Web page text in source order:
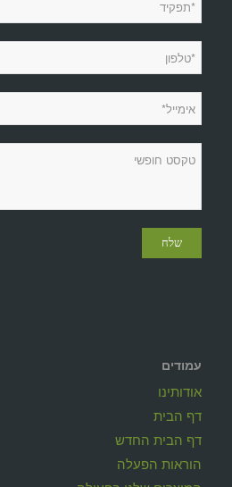
עמודים
אודותינו
דף הבית
דף הבית החדש
הוראות הפעלה